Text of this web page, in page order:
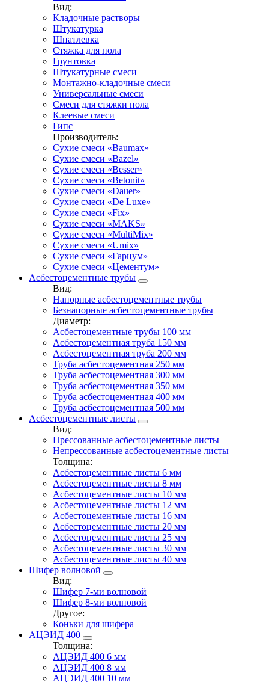
Вид:
Кладочные растворы
Штукатурка
Шпатлевка
Стяжка для пола
Грунтовка
Штукатурные смеси
Монтажно-кладочные смеси
Универсальные смеси
Смеси для стяжки пола
Клеевые смеси
Гипс
Производитель:
Сухие смеси «Baumax»
Сухие смеси «Bazel»
Сухие смеси «Besser»
Сухие смеси «Betonit»
Сухие смеси «Dauer»
Сухие смеси «De Luxe»
Сухие смеси «Fix»
Сухие смеси «MAKS»
Сухие смеси «MultiMix»
Сухие смеси «Umix»
Сухие смеси «Гарцум»
Сухие смеси «Цементум»
Асбестоцементные трубы
Вид:
Напорные асбестоцементные трубы
Безнапорные асбестоцементные трубы
Диаметр:
Асбестоцементные трубы 100 мм
Асбестоцементная труба 150 мм
Асбестоцементная труба 200 мм
Труба асбестоцементная 250 мм
Труба асбестоцементная 300 мм
Труба асбестоцементная 350 мм
Труба асбестоцементная 400 мм
Труба асбестоцементная 500 мм
Асбестоцементные листы
Вид:
Прессованные асбестоцементные листы
Непрессованные асбестоцементные листы
Толщина:
Асбестоцементные листы 6 мм
Асбестоцементные листы 8 мм
Асбестоцементные листы 10 мм
Асбестоцементные листы 12 мм
Асбестоцементные листы 16 мм
Асбестоцементные листы 20 мм
Асбестоцементные листы 25 мм
Асбестоцементные листы 30 мм
Асбестоцементные листы 40 мм
Шифер волновой
Вид:
Шифер 7-ми волновой
Шифер 8-ми волновой
Другое:
Коньки для шифера
АЦЭИД 400
Толщина:
АЦЭИД 400 6 мм
АЦЭИД 400 8 мм
АЦЭИД 400 10 мм